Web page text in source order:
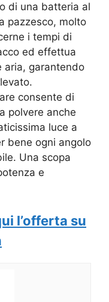
di una batteria al
pazzesco, molto
i tempi di
ed effettua
aria, garantendo
consente di
polvere anche
luce a
bene ogni angolo
Una scopa
e
l’offerta su